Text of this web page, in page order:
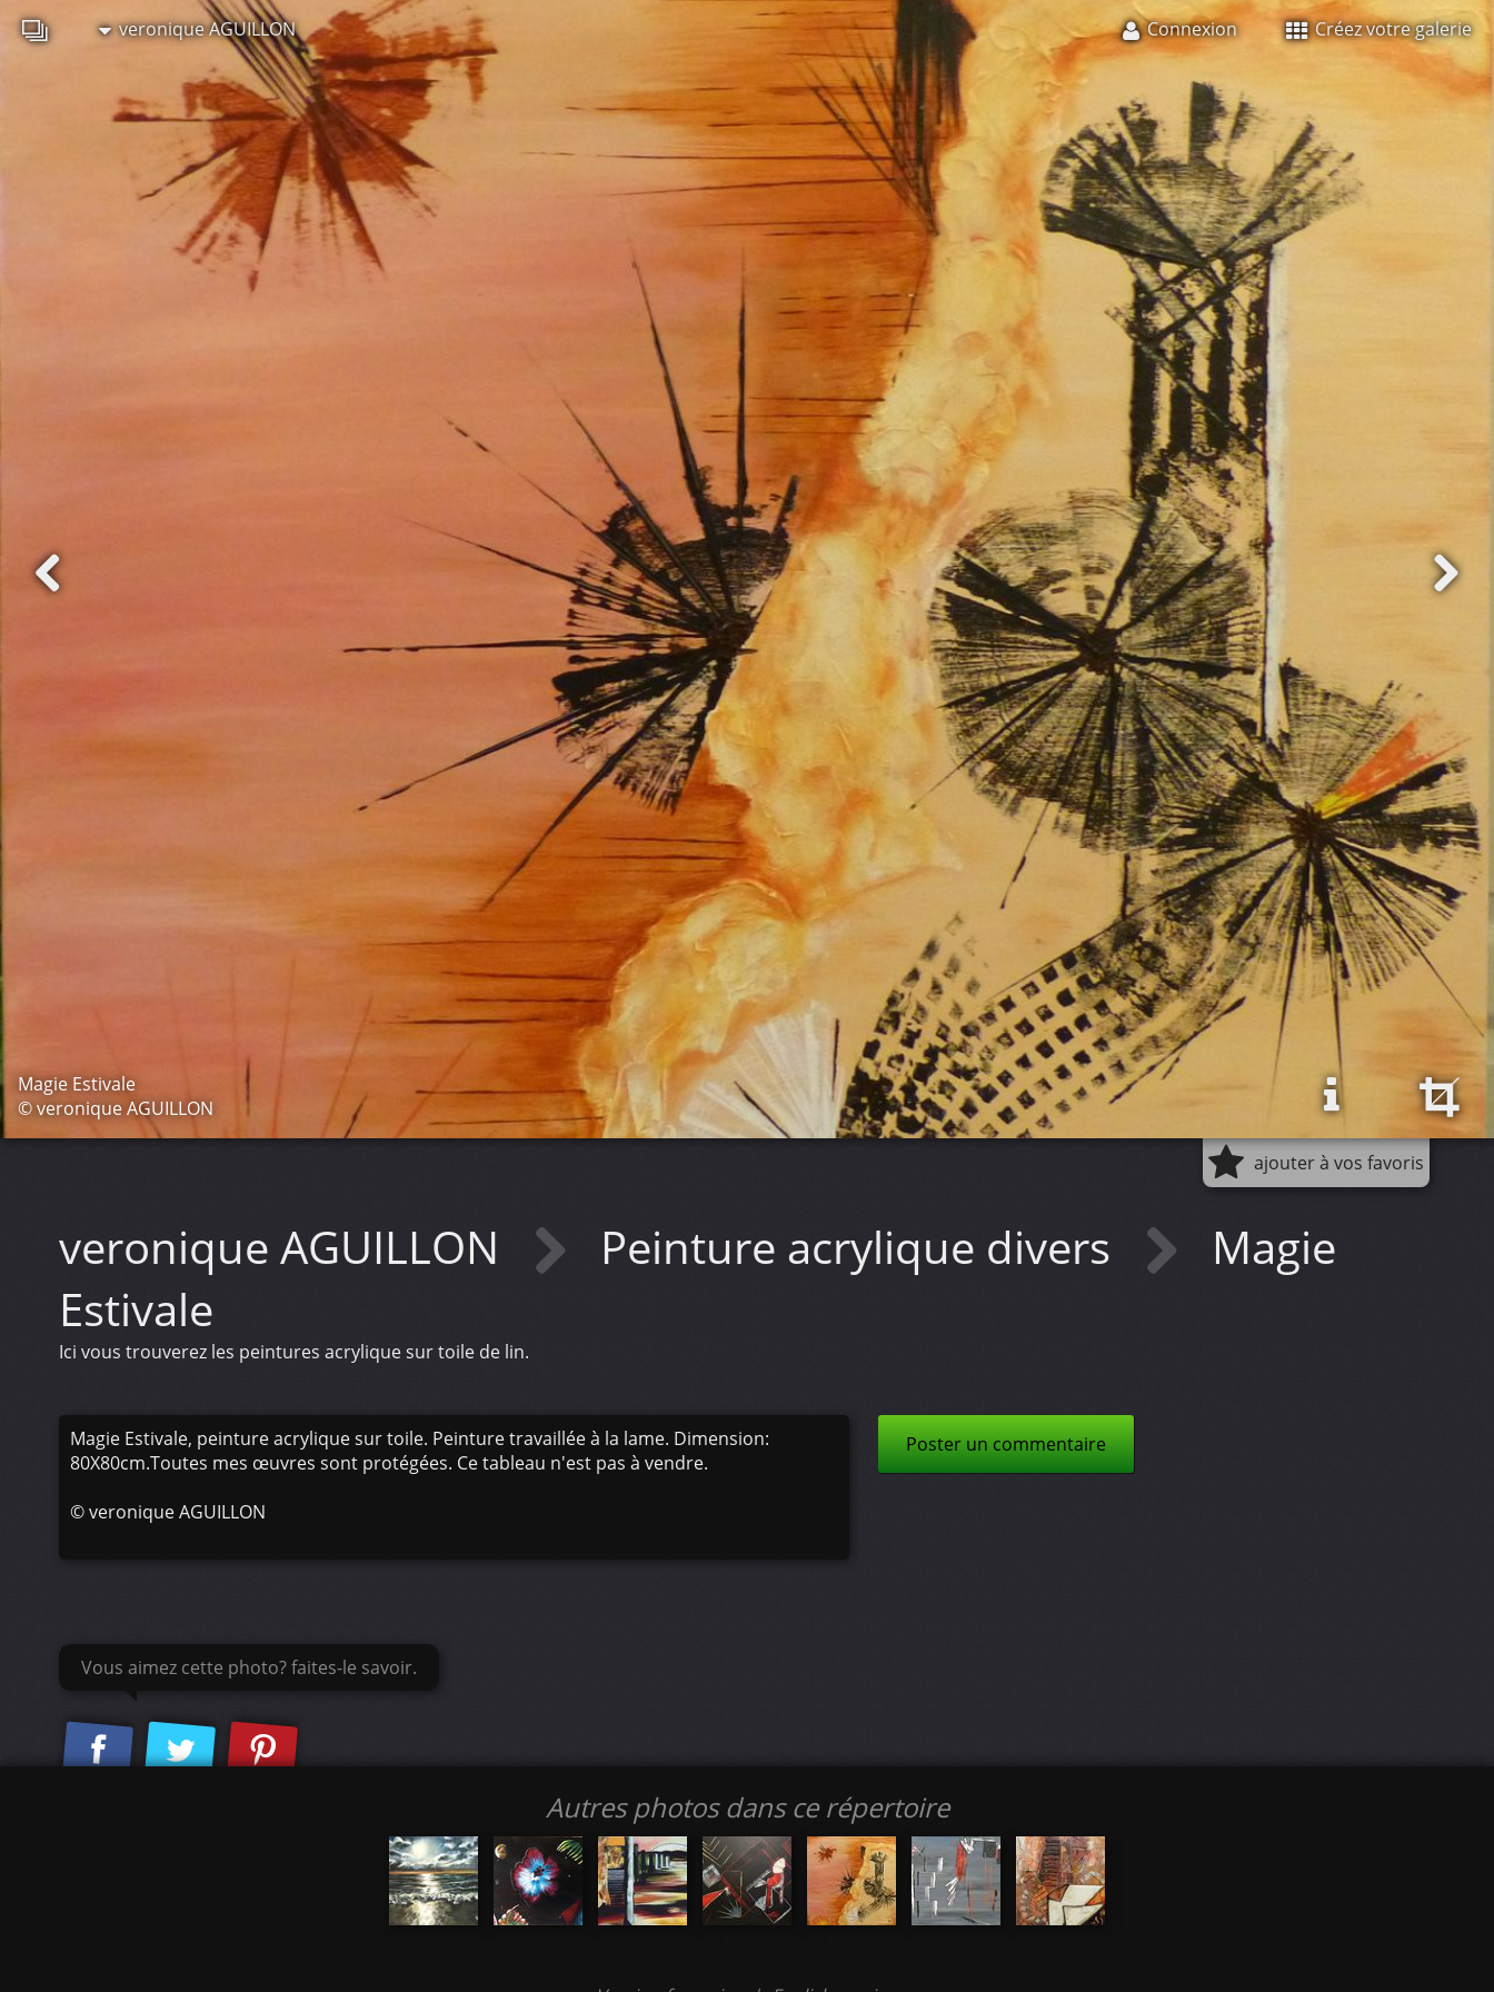
veronique AGUILLON Connexion Créez votre galerie
Magie Estivale
© veronique AGUILLON
ajouter à vos favoris
veronique AGUILLON Peinture acrylique divers
Magie
Estivale
Ici vous trouverez les peintures acrylique sur toile de lin.
Magie Estivale, peinture acrylique sur toile. Peinture travaillée à la lame. Dimension:
80X80cm.Toutes mes œuvres sont protégées. Ce tableau n'est pas à vendre.
©veronique AGUILLON
Poster un commentaire
Vous aimez cette photo? faites-le savoir.
Autres photos dans ce répertoire